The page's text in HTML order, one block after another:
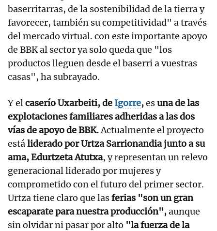
baserritarras, de la sostenibilidad de la tierra y
favorecer, también su competitividad" a través
del mercado virtual. con este importante apoyo
de BBK al sector ya solo queda que "los
productos lleguen desde el baserri a vuestras
casas", ha subrayado.
Y elcaserío Uxarbeiti, de Igorre,esuna de las
explotaciones familiares adheridas a las dos
vías de apoyo de BBK.Actualmente el proyecto
estáliderado por Urtza Sarrionandia junto a su
ama, Edurtzeta Atutxa, y representan un relevo
generacional liderado por mujeres y
comprometido con el futuro del primer sector.
Urtza tiene claro que lasferias "son un gran
escaparate para nuestra producción",aunque
sin olvidar ni pasar por alto "la fuerza de la